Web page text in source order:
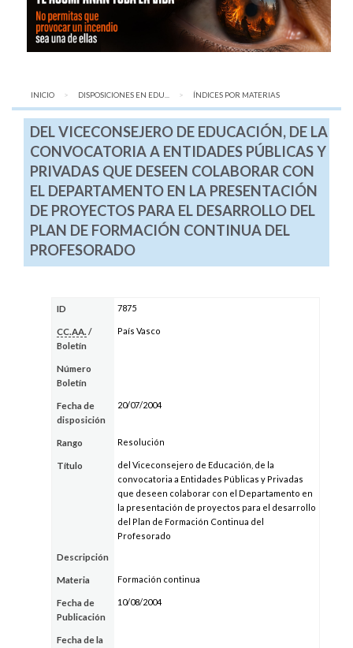
INICIO DISPOSICIONES EN EDU... AQUÍ:
ÍNDICES POR MATERIAS
DEL VICECONSEJERO DE EDUCACIÓN, DE LA
CONVOCATORIA A ENTIDADES PÚBLICAS Y
PRIVADAS QUE DESEEN COLABORAR CON
EL DEPARTAMENTO EN LA PRESENTACIÓN
DE PROYECTOS PARA EL DESARROLLO DEL
PLAN DE FORMACIÓN CONTINUA DEL
PROFESORADO
ID 7875
CC.AA. /
Boletín
País Vasco
Número
Boletín
Fecha de
disposición
20/07/2004
Rango Resolución
Título
del Viceconsejero de Educación, de la
convocatoria a Entidades Públicas y Privadas
que deseen colaborar con el Departamento en
la presentación de proyectos para el desarrollo
del Plan de Formación Continua del
Profesorado
Descripción
Materia Formación continua
Fecha de
Publicación
10/08/2004
Fecha de la